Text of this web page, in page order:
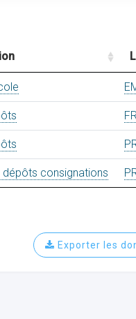
dépôts consignations
Exporter les